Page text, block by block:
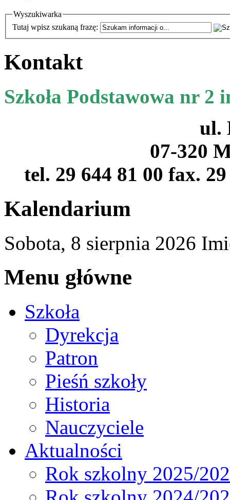
Wyszukiwarka
Tutaj wpisz szukaną frazę:
Kontakt
Szkoła Podstawowa nr
ul.
07-320
tel. 29 644 81 00 fax.
Kalendarium
Sobota, 8 sierpnia 2026
Menu główne
Szkoła
Dyrekcja
Patron
Pieśń szkoły
Historia
Nauczyciele
Aktualności
Rok szkolny 2025/